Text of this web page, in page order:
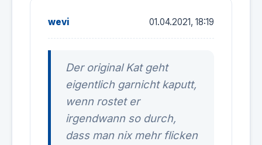
wevi 01.04.2021, 18:19
Der original Kat geht
eigentlich garnicht kaputt,
wenn rostet er
irgendwann so durch,
dass man nix mehr flicken